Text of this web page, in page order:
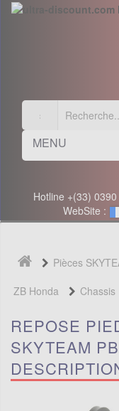
MENU
Hotline +(33)
WebSite :
Pièces
ZB Honda
Chassis
REPOSE
SKYTEAM